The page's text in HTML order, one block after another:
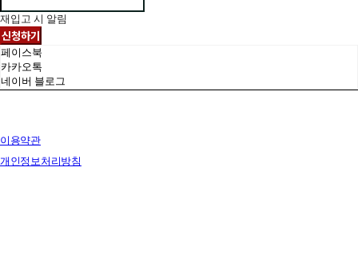
재입고 시 알림
신청하기
페이스북
카카오톡
네이버 블로그
이용약관
개인정보처리방침